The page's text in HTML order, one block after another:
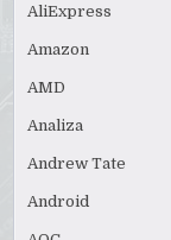
AliExpress
Amazon
AMD
Analiza
Andrew Tate
Android